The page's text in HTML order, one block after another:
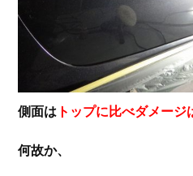
側面は トップに比べダメージ
何故か、